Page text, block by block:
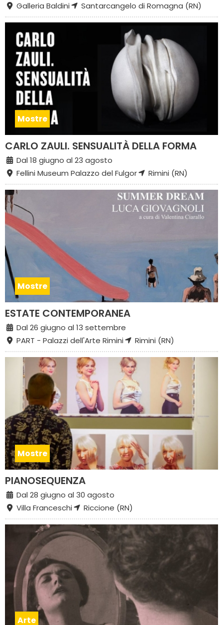
Galleria Baldini
Santarcangelo di Romagna (RN)
Mostre
CARLO ZAULI. SENSUALITÀ DELLA FORMA
Dal 18 giugno al 23 agosto
Fellini Museum Palazzo del Fulgor
Rimini (RN)
Mostre
ESTATE CONTEMPORANEA
Dal 26 giugno al 13 settembre
PART - Palazzi dell'Arte Rimini
Rimini (RN)
Mostre
PIANOSEQUENZA
Dal 28 giugno al 30 agosto
Villa Franceschi
Riccione (RN)
Arte